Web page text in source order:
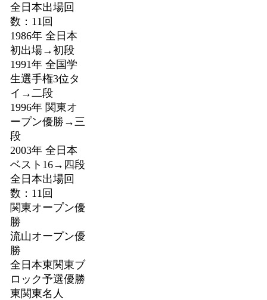
全日本出場回
数：11回
1986年 全日本
初出場→初段
1991年 全国学
生選手権3位タ
イ→二段
1996年 関東オ
ープン優勝→三
段
2003年 全日本
ベスト16→四段
全日本出場回
数：11回
関東オープン優
勝
流山オープン優
勝
全日本東関東ブ
ロック予選優勝
東関東名人